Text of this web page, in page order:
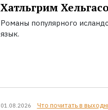
Хатльгрим
Романы популярного
язык.
01.08.2026 Что почитать в